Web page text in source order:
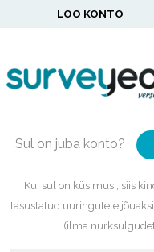
LOO KONTO
Sul on juba konto?
Kui sul on küsimusi, siis
tasustatud uuringutele
(ilma